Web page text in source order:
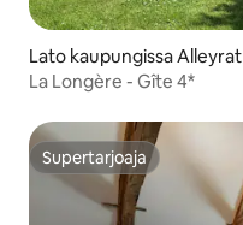
Lato kaupungissa Alleyrat
La Longère - Gîte 4*
Supertarjoaja
Supertarjoaja